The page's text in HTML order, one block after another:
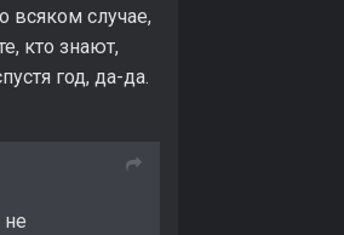
всяком случае,
кто знают,
год, да-да.
не